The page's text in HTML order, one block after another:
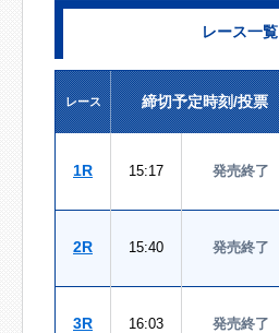
レース一覧
レース
締切予定時刻/投票
1R 15:17 発売終了
2R 15:40 発売終了
3R 16:03 発売終了